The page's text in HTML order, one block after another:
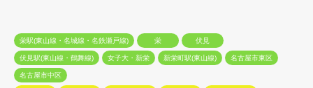
栄駅(東山線・名城線・名鉄瀬戸線) 栄 伏見
伏見駅(東山線・鶴舞線) 女子大・新栄 新栄町駅(東山線) 名古屋市東区
名古屋市中区